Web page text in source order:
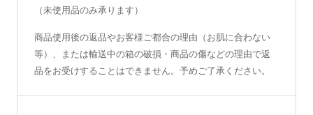
（未使用品のみ承ります）
商品使用後の返品やお客様ご都合の理由（お肌に合わない
等）、または輸送中の箱の破損・商品の傷などの理由で返
品をお受けすることはできません。予めご了承ください。